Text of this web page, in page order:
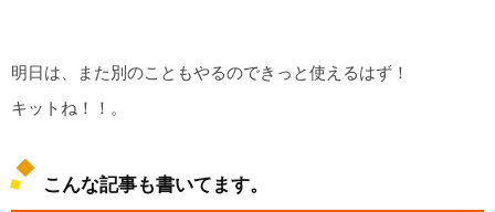
明日は、また別のこともやるのできっと使えるはず！
キットね！！。
こんな記事も書いてます。